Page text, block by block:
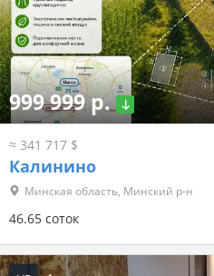
999 999 р.
≈ 341 717 $
Калинино
Минская область, Минский р-н
46.65 соток